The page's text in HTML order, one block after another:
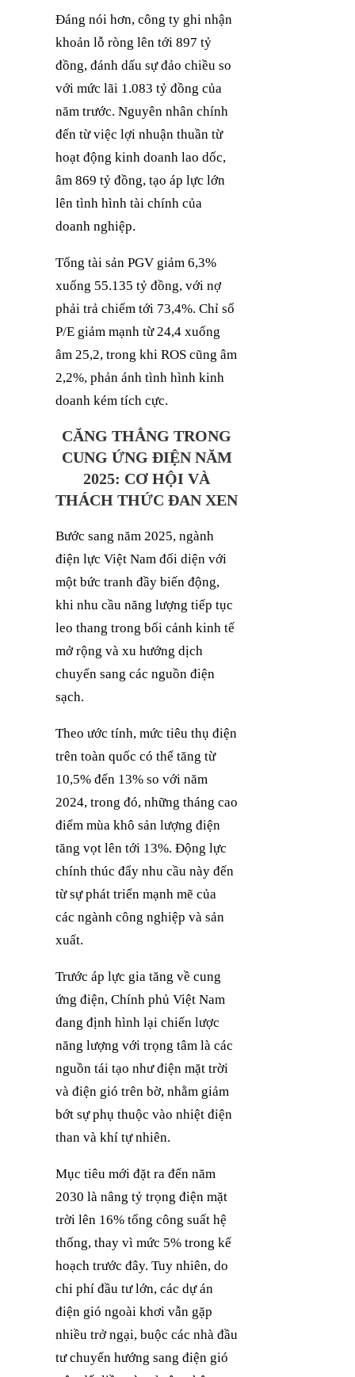
Đáng nói hơn, công ty ghi nhận
khoản lỗ ròng lên tới 897 tỷ
đồng, đánh dấu sự đảo chiều so
với mức lãi 1.083 tỷ đồng của
năm trước. Nguyên nhân chính
đến từ việc lợi nhuận thuần từ
hoạt động kinh doanh lao dốc,
âm 869 tỷ đồng, tạo áp lực lớn
lên tình hình tài chính của
doanh nghiệp.
Tổng tài sản PGV giảm 6,3%
xuống 55.135 tỷ đồng, với nợ
phải trả chiếm tới 73,4%. Chỉ số
P/E giảm mạnh từ 24,4 xuống
âm 25,2, trong khi ROS cũng âm
2,2%, phản ánh tình hình kinh
doanh kém tích cực.
CĂNG THẲNG TRONG
CUNG ỨNG ĐIỆN NĂM
2025: CƠ HỘI VÀ
THÁCH THỨC ĐAN XEN
Bước sang năm 2025, ngành
điện lực Việt Nam đối diện với
một bức tranh đầy biến động,
khi nhu cầu năng lượng tiếp tục
leo thang trong bối cảnh kinh tế
mở rộng và xu hướng dịch
chuyển sang các nguồn điện
sạch.
Theo ước tính, mức tiêu thụ điện
trên toàn quốc có thể tăng từ
10,5% đến 13% so với năm
2024, trong đó, những tháng cao
điểm mùa khô sản lượng điện
tăng vọt lên tới 13%. Động lực
chính thúc đẩy nhu cầu này đến
từ sự phát triển mạnh mẽ của
các ngành công nghiệp và sản
xuất.
Trước áp lực gia tăng về cung
ứng điện, Chính phủ Việt Nam
đang định hình lại chiến lược
năng lượng với trọng tâm là các
nguồn tái tạo như điện mặt trời
và điện gió trên bờ, nhằm giảm
bớt sự phụ thuộc vào nhiệt điện
than và khí tự nhiên.
Mục tiêu mới đặt ra đến năm
2030 là nâng tỷ trọng điện mặt
trời lên 16% tổng công suất hệ
thống, thay vì mức 5% trong kế
hoạch trước đây. Tuy nhiên, do
chi phí đầu tư lớn, các dự án
điện gió ngoài khơi vẫn gặp
nhiều trở ngại, buộc các nhà đầu
tư chuyển hướng sang điện gió